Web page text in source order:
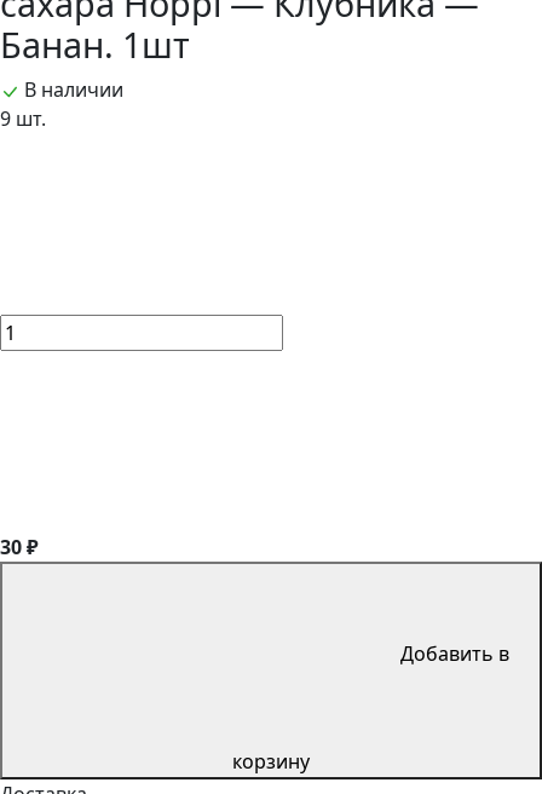
Банан. 1шт
В наличии
9 шт.
30 ₽
Добавить в
корзину